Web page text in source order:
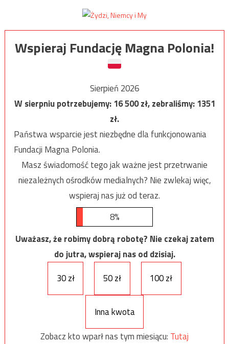
Wspieraj Fundację Magna Polonia!
Sierpień 2026
W sierpniu potrzebujemy:16 500zł, zebraliśmy:1351
zł.
Państwa wsparcie jest niezbędne dla funkcjonowania
Fundacji Magna Polonia.
Masz świadomość tego jak ważne jest przetrwanie
niezależnych ośrodków medialnych? Nie zwlekaj więc,
wspieraj nas już od teraz.
8%
Uważasz, że robimy dobrą robotę? Nie czekaj zatem
do jutra, wspieraj nas od dzisiaj.
30 zł
50 zł 100 zł
Inna kwota
Zobacz kto wparł nas tym miesiącu: Tutaj